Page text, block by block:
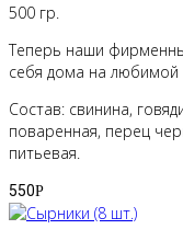
500 гр.
Теперь наши
себя дома на любимой
Состав: свинина,
поваренная, перец
питьевая.
550Р